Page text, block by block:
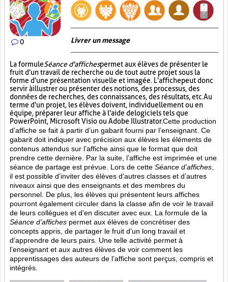
0 Livrer un message
La formuleSéance d'affichespermet aux élèves de présenter le
fruit d'un travail de recherche ou de tout autre projet sous la
forme d'une présentation visuelle et imagée. L'affichepeut donc
servir à illustrer ou présenter des notions, des processus, des
données de recherches, des connaissances, des résultats, etc. Au
terme d'un projet, les élèves doivent, individuellement ou en
équipe, préparer leur affiche à l'aide de logiciels tels que
PowerPoint, Microsoft Visio ou Adobe Illustrator.Cette production
d’affiche se fait à partir d’un gabarit fourni par l’enseignant. Ce
gabarit doit indiquer avec précision aux élèves les éléments de
contenus attendus sur l’affiche ainsi que le format que doit
prendre cette dernière. Par la suite, l’affiche est imprimée et une
séance de partage est prévue. Lors de cette Séance d’affiches
il est possible d’inviter des élèves d’autres classes et d’autres
niveaux ainsi que des enseignants et des membres du
personnel. De plus, les élèves qui présentent leurs affiches
pourront également circuler dans la classe afin de voir le travail
de leurs collègues et d’en discuter avec eux. La formule de la
Séance d’affiches permet aux élèves de concrétiser des
concepts appris, de partager le fruit d’un long travail et
d’apprendre de leurs pairs. Une telle activité permet à
l’enseignant et aux autres élèves de voir comment les
apprentissages des auteurs de l’affiche sont perçus, compris et
intégrés.